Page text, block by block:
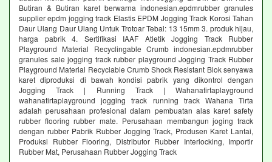
Butiran & Butiran karet berwarna indonesian.epdmrubber granules
supplier epdm jogging track Elastis EPDM Jogging Track Korosi Tahan
Daur Ulang Daur Ulang Untuk Trotoar Tebal: 13 15mm 3. produk hijau,
harga pabrik 4. Sertifikasi IAAF Atletik Jogging Track Rubber
Playground Material Recyclingable Crumb indonesian.epdmrubber
granules sale jogging track rubber playground Jogging Track Rubber
Playground Material Recyclable Crumb Shock Resistant Blok senyawa
karet diproduksi di bawah kondisi pabrik yang dikontrol dengan
Jogging Track | Running Track | Wahanatirtaplayground
wahanatirtaplayground jogging track running track Wahana Tirta
adalah perusahaan profesional dalam pembuatan alas karet safety
rubber flooring rubber mate. Perusahaan membangun joging track
dengan rubber Pabrik Rubber Jogging Track, Produsen Karet Lantai,
Produksi Rubber Flooring, Distributor Rubber Interlocking, Importir
Rubber Mat, Perusahaan Rubber Jogging Track